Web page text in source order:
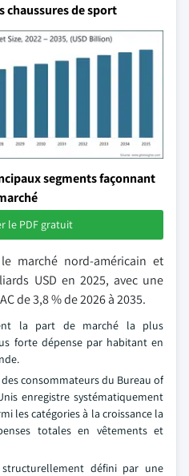
chaussures de sport
segments façonnant
le PDF gratuit
marché nord-américain et
USD en 2025, avec une
de 3,8 % de 2026 à 2035.
la part de marché la plus
forte dépense par habitant en
consommateurs du Bureau of
enregistre systématiquement
les catégories à la croissance la
totales en vêtements et
défini par une